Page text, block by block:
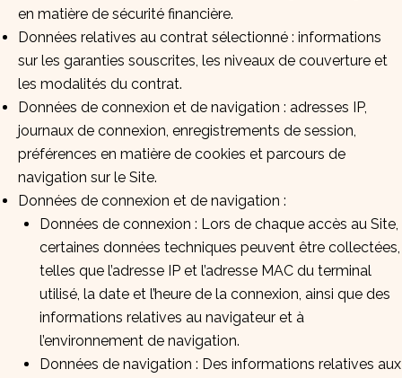
en matière de sécurité financière.
Données relatives au contrat sélectionné : informations
sur les garanties souscrites, les niveaux de couverture et
les modalités du contrat.
Données de connexion et de navigation : adresses IP,
journaux de connexion, enregistrements de session,
préférences en matière de cookies et parcours de
navigation sur le Site.
Données de connexion et de navigation :
Données de connexion : Lors de chaque accès au Site,
certaines données techniques peuvent être collectées,
telles que l’adresse IP et l’adresse MAC du terminal
utilisé, la date et l’heure de la connexion, ainsi que des
informations relatives au navigateur et à
l’environnement de navigation.
Données de navigation : Des informations relatives aux